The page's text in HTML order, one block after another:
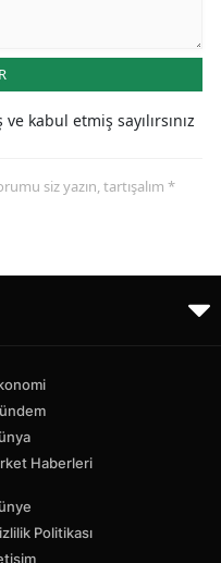
kabul etmiş sayılırsınız
siz yazın, tartışalım *
Haberleri
Politikası